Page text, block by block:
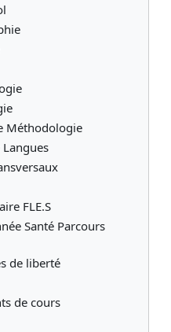
Méthodologie
FLE.S
Santé Parcours
de liberté
de cours